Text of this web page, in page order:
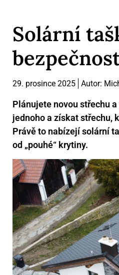
Solární
29. prosince 2025 Autor:
Plánujete novou střechu
jednoho a získat střechu,
Právě to nabízejí solární
od „pouhé“ krytiny.